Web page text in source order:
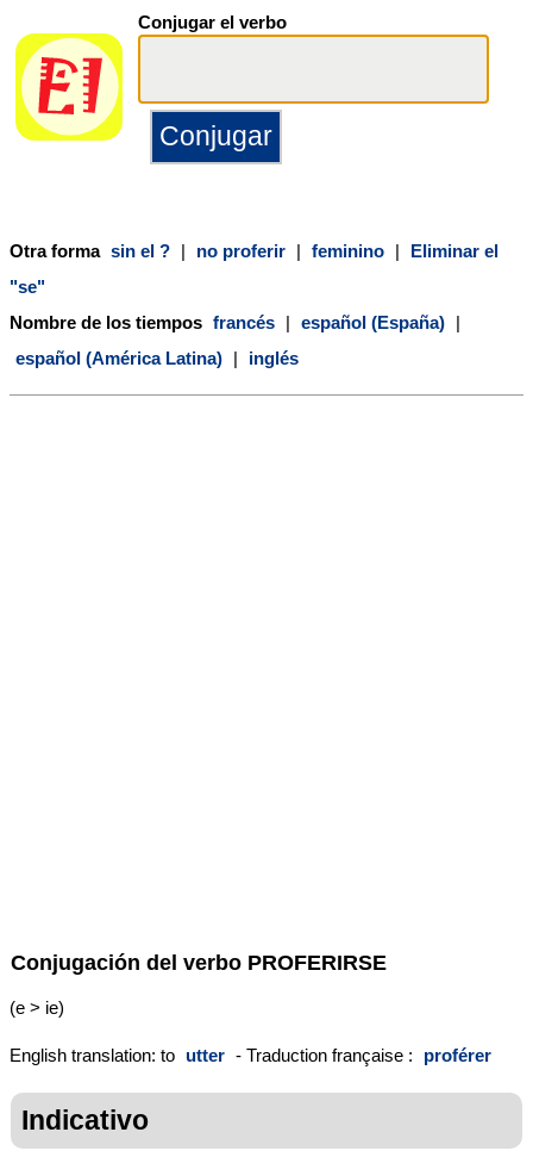
Conjugar el verbo
Otra forma sin el ? | no proferir | feminino |
Eliminar el
"se"
Nombre de los tiempos francés | español (España) |
español (América Latina) | inglés
Conjugación del verbo PROFERIRSE
(e > ie)
English translation: to utter - Traduction française : proférer
Indicativo